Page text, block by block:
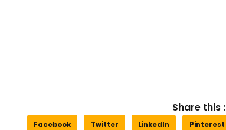
Share this :
Facebook Twitter LinkedIn Pinterest